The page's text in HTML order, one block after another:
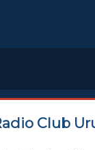
Club